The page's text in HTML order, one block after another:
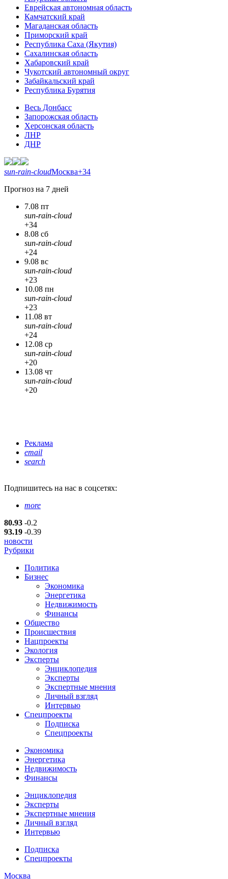
Еврейская автономная область
Камчатский край
Магаданская область
Приморский край
Республика Саха (Якутия)
Сахалинская область
Хабаровский край
Чукотский автономный округ
Забайкальский край
Республика Бурятия
Весь Донбасс
Запорожская область
Херсонская область
ЛНР
ДНР
sun-rain-cloudМосква+34
Прогноз на 7 дней
7.08 пт
sun-rain-cloud
+34
8.08 сб
sun-rain-cloud
+24
9.08 вс
sun-rain-cloud
+23
10.08 пн
sun-rain-cloud
+23
11.08 вт
sun-rain-cloud
+24
12.08 ср
sun-rain-cloud
+20
13.08 чт
sun-rain-cloud
+20
Реклама
email
search
Подпишитесь на нас в соцсетях:
more
80.93 -0.2
93.19 -0.39
новости
Рубрики
Политика
Бизнес
Экономика
Энергетика
Недвижимость
Финансы
Общество
Происшествия
Нацпроекты
Экология
Эксперты
Энциклопедия
Эксперты
Экспертные мнения
Личный взгляд
Интервью
Спецпроекты
Подписка
Спецпроекты
Экономика
Энергетика
Недвижимость
Финансы
Энциклопедия
Эксперты
Экспертные мнения
Личный взгляд
Интервью
Подписка
Спецпроекты
Москва